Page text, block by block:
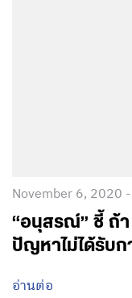
November 6, 2020
“อนุสรณ์” ชี้ ถ้า
ปัญหาไม่ได้รับก
อ่านต่อ